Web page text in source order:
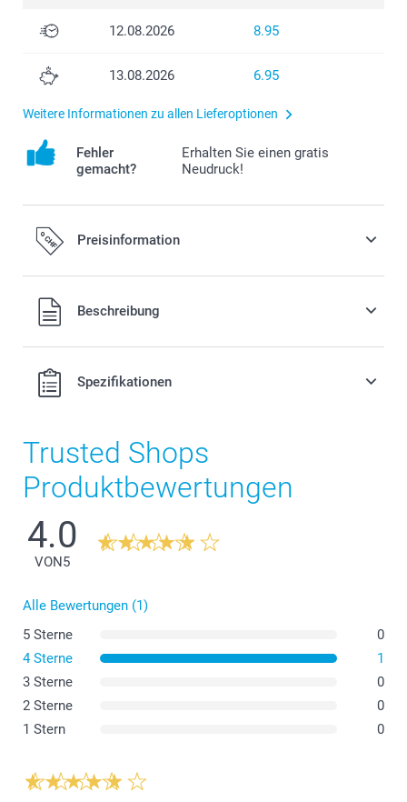
12.08.2026 8.95
13.08.2026 6.95
Weitere Informationen zu allen Lieferoptionen
Fehler
gemacht?
Erhalten Sie einen gratis
Neudruck!
Preisinformation
Alle Preise verstehen sich in Schweizer Franken (CHF) inkl.
MwSt. und zzgl. Versandkosten.
Beschreibung
Spezifikationen
Trusted Shops
Produktbewertungen
4.0
VON5
Alle Bewertungen (1)
5 Sterne
0
4 Sterne
1
3 Sterne
0
2 Sterne
0
1 Stern
0